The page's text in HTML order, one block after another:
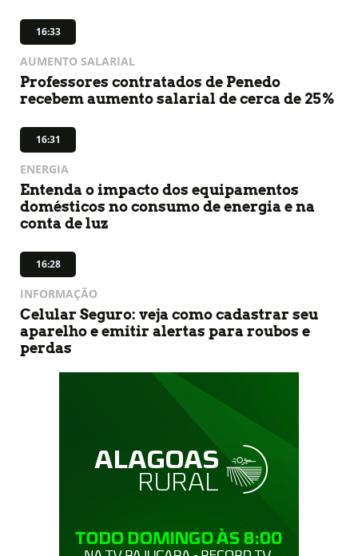
16:33
AUMENTO SALARIAL
Professores contratados de Penedo
recebem aumento salarial de cerca de 25%
16:31
ENERGIA
Entenda o impacto dos equipamentos
domésticos no consumo de energia e na
conta de luz
16:28
INFORMAÇÃO
Celular Seguro: veja como cadastrar seu
aparelho e emitir alertas para roubos e
perdas